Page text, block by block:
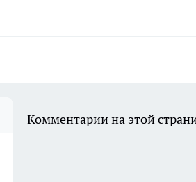
Комментарии на этой